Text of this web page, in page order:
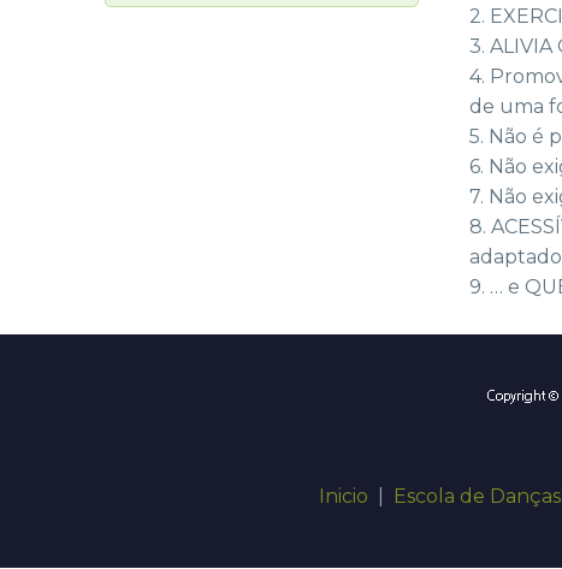
2.
3. ALIVIA
4.
de uma
5. Não é
6. Não
7. Não
8.
9. … e
Inicio Escola de Danças